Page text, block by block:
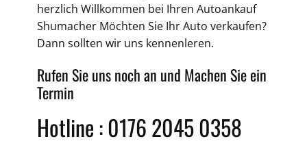
herzlich Willkommen bei Ihren Autoankauf
Shumacher Möchten Sie Ihr Auto verkaufen?
Dann sollten wir uns kennenleren.
Rufen Sie uns noch an und Machen Sie ein
Termin
Hotline : 0176 2045 0358